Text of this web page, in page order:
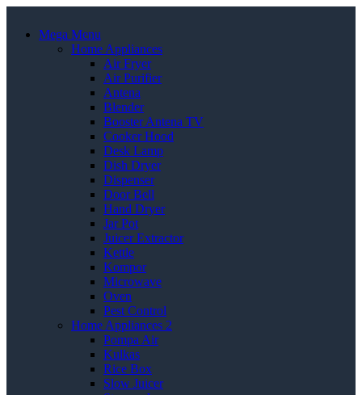
Mega Menu
Home Appliances
Air Fryer
Air Purifier
Antena
Blender
Booster Antena TV
Cooker Hood
Desk Lamp
Dish Dryer
Dispenser
Door Bell
Hand Dryer
Jar Pot
Juicer Extractor
Kettle
Kompor
Microwave
Oven
Pest Control
Home Appliances 2
Pompa Air
Kulkas
Rice Box
Slow Juicer